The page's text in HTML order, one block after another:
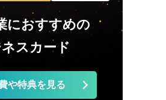
におすすめの
スカード
や特典を見る